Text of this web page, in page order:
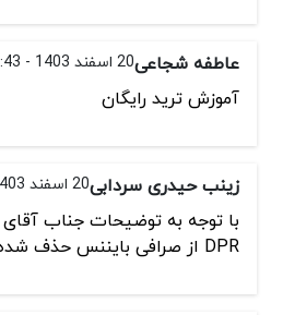
عاطفه شجاعی20 اسفند 1403 - 12:43
آموزش ترید رایگان
زینب حیدری سردابی20 اسفند 1403 - 11:23
با توجه به توضیحات جناب
DPR از صرافی بایننس حذف شده فعلا خرید نکنید.